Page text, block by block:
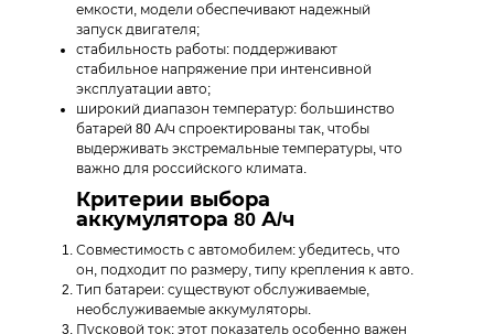
емкости, модели обеспечивают надежный
запуск двигателя;
стабильность работы: поддерживают
стабильное напряжение при интенсивной
эксплуатации авто;
широкий диапазон температур: большинство
батарей 80 А/ч спроектированы так, чтобы
выдерживать экстремальные температуры, что
важно для российского климата.
Критерии выбора
аккумулятора 80 А/ч
Совместимость с автомобилем: убедитесь, что
он, подходит по размеру, типу крепления к авто.
Тип батареи: существуют обслуживаемые,
необслуживаемые аккумуляторы.
Пусковой ток: этот показатель особенно важен